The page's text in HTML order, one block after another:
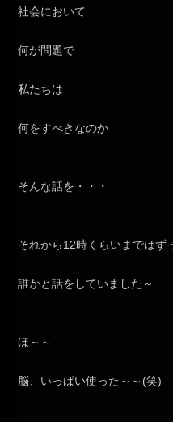
社会において
何が問題で
私たちは
何をすべきなのか
そんな話を・・・
それから12時くらいまではず
誰かと話をしていました～
ほ～～
脳、いっぱい使った～～(笑)